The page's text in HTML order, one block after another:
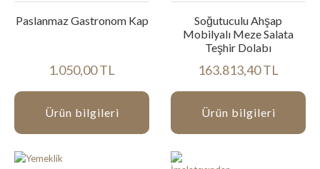
Paslanmaz Gastronom Kap
1.050,00 TL
Ürün bilgileri
Soğutuculu Ahşap
Mobilyalı Meze Salata
Teşhir Dolabı
163.813,40 TL
Ürün bilgileri